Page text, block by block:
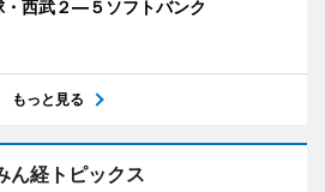
・西武２―５ソフトバンク
もっと見る
ん経トピックス